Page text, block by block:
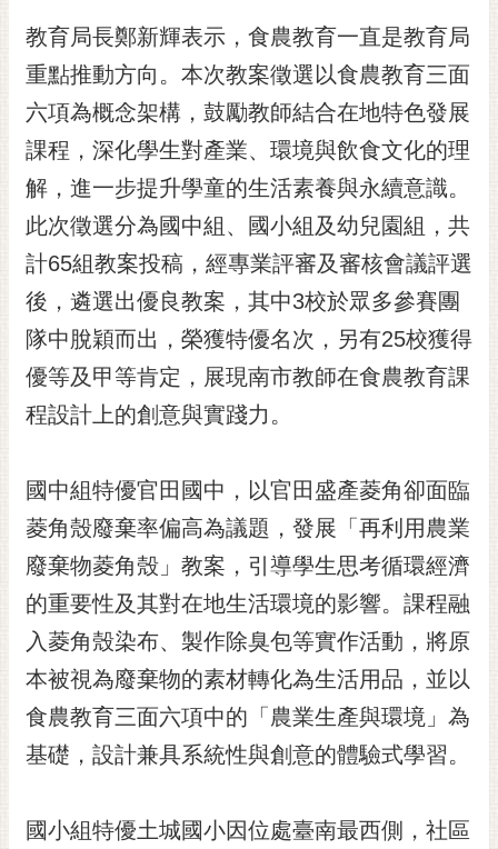
報
市
民
信
箱
English
日
本
隱
私
權
及
政
策
網
資
料
開
放
宣
告
交
教育局長鄭新輝表示，食農教育一直是教育局
重點推動方向。本次教案徵選以食農教育三面
六項為概念架構，鼓勵教師結合在地特色發展
課程，深化學生對產業、環境與飲食文化的理
解，進一步提升學童的生活素養與永續意識。
此次徵選分為國中組、國小組及幼兒園組，共
計65組教案投稿，經專業評審及審核會議評選
後，遴選出優良教案，其中3校於眾多參賽團
隊中脫穎而出，榮獲特優名次，另有25校獲得
優等及甲等肯定，展現南市教師在食農教育課
程設計上的創意與實踐力。
國中組特優官田國中，以官田盛產菱角卻面臨
菱角殼廢棄率偏高為議題，發展「再利用農業
廢棄物菱角殼」教案，引導學生思考循環經濟
的重要性及其對在地生活環境的影響。課程融
入菱角殼染布、製作除臭包等實作活動，將原
本被視為廢棄物的素材轉化為生活用品，並以
食農教育三面六項中的「農業生產與環境」為
基礎，設計兼具系統性與創意的體驗式學習。
國小組特優土城國小因位處臺南最西側，社區